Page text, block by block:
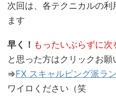
次回は、各テクニカルの
ます
早く！ もったいぶらずに次
と思った方はクリックお願
⇒FX スキャルピング派ラ
ワイロください（笑